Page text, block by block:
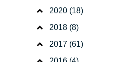
2020 (18)
2018 (8)
2017 (61)